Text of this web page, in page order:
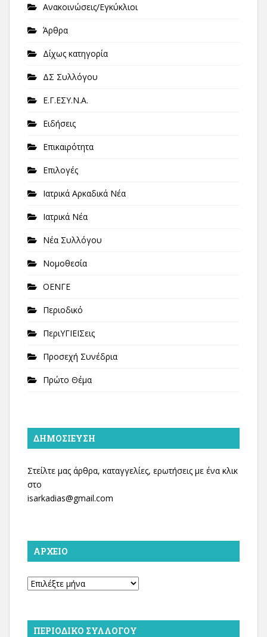
Ανακοινώσεις/Εγκύκλιοι
Άρθρα
Δίχως κατηγορία
ΔΣ Συλλόγου
Ε.Γ.ΕΣΥ.Ν.Α.
Ειδήσεις
Επικαιρότητα
Επιλογές
Ιατρικά Αρκαδικά Νέα
Ιατρικά Νέα
Νέα Συλλόγου
Νομοθεσία
ΟΕΝΓΕ
Περιοδικό
ΠεριΥΓΙΕΙΣεις
Προσεχή Συνέδρια
Πρώτο Θέμα
ΔΗΜΟΣΊΕΥΣΗ
Στείλτε μας άρθρα, καταγγελίες, ερωτήσεις με ένα κλικ
στο
isarkadias@gmail.com
ΑΡΧΕΊΟ
Αρχείο
ΠΕΡΙΟΔΙΚΌ ΣΥΛΛΌΓΟΥ